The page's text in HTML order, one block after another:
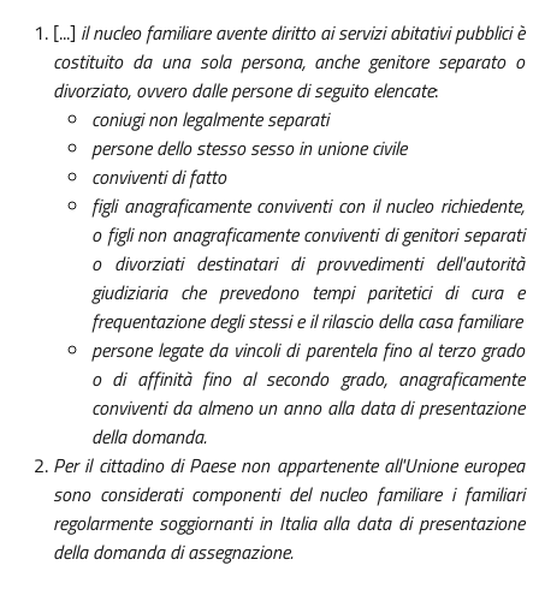
[...] il nucleo familiare avente diritto ai servizi abitativi pubblici è
costituito da una sola persona, anche genitore separato o
divorziato, ovvero dalle persone di seguito elencate:
coniugi non legalmente separati
persone dello stesso sesso in unione civile
conviventi di fatto
figli anagraficamente conviventi con il nucleo richiedente,
o figli non anagraficamente conviventi di genitori separati
o divorziati destinatari di provvedimenti dell'autorità
giudiziaria che prevedono tempi paritetici di cura e
frequentazione degli stessi e il rilascio della casa familiare
persone legate da vincoli di parentela fino al terzo grado
o di affinità fino al secondo grado, anagraficamente
conviventi da almeno un anno alla data di presentazione
della domanda.
Per il cittadino di Paese non appartenente all'Unione europea
sono considerati componenti del nucleo familiare i familiari
regolarmente soggiornanti in Italia alla data di presentazione
della domanda di assegnazione.